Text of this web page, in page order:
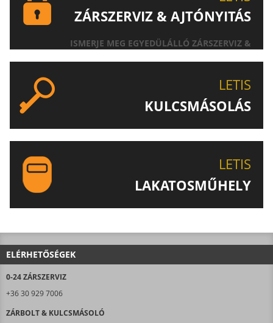
ZÁRSZERVIZ & AJTÓNYITÁS
ISMERJE MEG EGYEDÜLÁLLÓ ZÁRSZERVIZ &
LETIS
KULCSMÁSOLÁS
LETIS
LAKATOSMŰHELY
ELÉRHETŐSÉGEK
0-24 ZÁRSZERVIZ
+36 30 929 7006
ZÁRBOLT & KULCSMÁSOLÓ